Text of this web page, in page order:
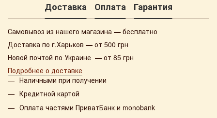
Доставка Оплата Гарантия
Самовывоз из нашего магазина — бесплатно
Доставка по г.Харьков — от 500 грн
Новой почтой по Украине — от 85 грн
Подробнее о доставке
Наличными при получении
Кредитной картой
Оплата частями ПриватБанк и monobank